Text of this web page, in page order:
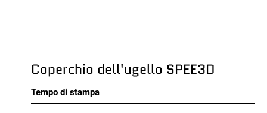
Coperchio dell'ugello SPEE3D
Tempo di stampa